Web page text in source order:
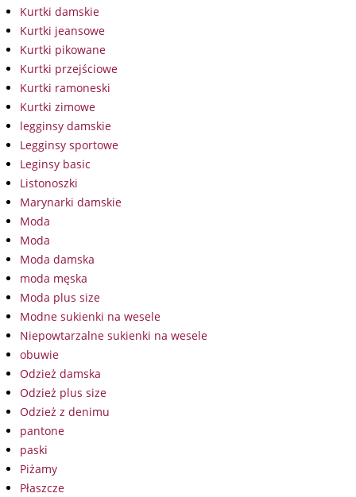
Kurtki damskie
Kurtki jeansowe
Kurtki pikowane
Kurtki przejściowe
Kurtki ramoneski
Kurtki zimowe
legginsy damskie
Legginsy sportowe
Leginsy basic
Listonoszki
Marynarki damskie
Moda
Moda
Moda damska
moda męska
Moda plus size
Modne sukienki na wesele
Niepowtarzalne sukienki na wesele
obuwie
Odzież damska
Odzież plus size
Odzież z denimu
pantone
paski
Piżamy
Płaszcze